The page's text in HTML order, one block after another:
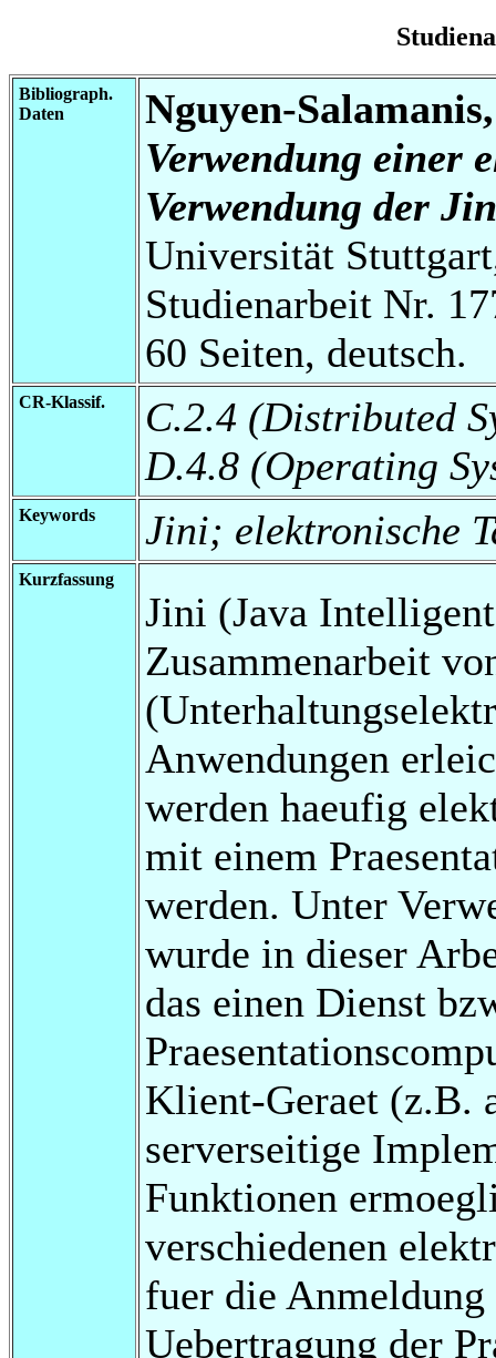
Bibliograph.
Daten
Nguyen-
Verwendung einer
Verwendung der
Universität
Studienarbeit Nr.
60 Seiten, deutsch.
CR-Klassif.
C.2.4 (Distributed
D.4.8 (Operating
Keywords Jini; elektronische
Kurzfassung
Jini (Java
Zusammenarbeit
Anwendungen
werden haeufig
mit einem
werden. Unter
wurde in dieser
das einen Dienst
Klient-Geraet (z.B.
serverseitige
Funktionen
verschiedenen
fuer die
Uebertragung der